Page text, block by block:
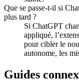
Que se passe-t-il si
plus tard ?
Si ChatGPT
appliqué,
pour cibler le
autonome, les
Guides